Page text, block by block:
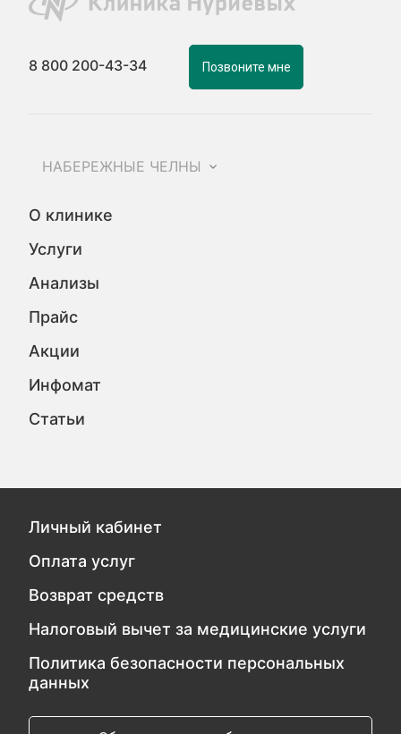
8 800 200-43-34 Позвоните мне
НАБЕРЕЖНЫЕ ЧЕЛНЫ
О клинике
Услуги
Анализы
Прайс
Акции
Инфомат
Статьи
Личный кабинет
Оплата услуг
Возврат средств
Налоговый вычет за медицинские услуги
Политика безопасности персональных
данных